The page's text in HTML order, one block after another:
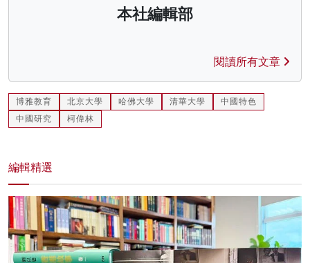
本社編輯部
閱讀所有文章
博雅教育 北京大學 哈佛大學 清華大學
中國特色
中國研究
柯偉林
編輯精選